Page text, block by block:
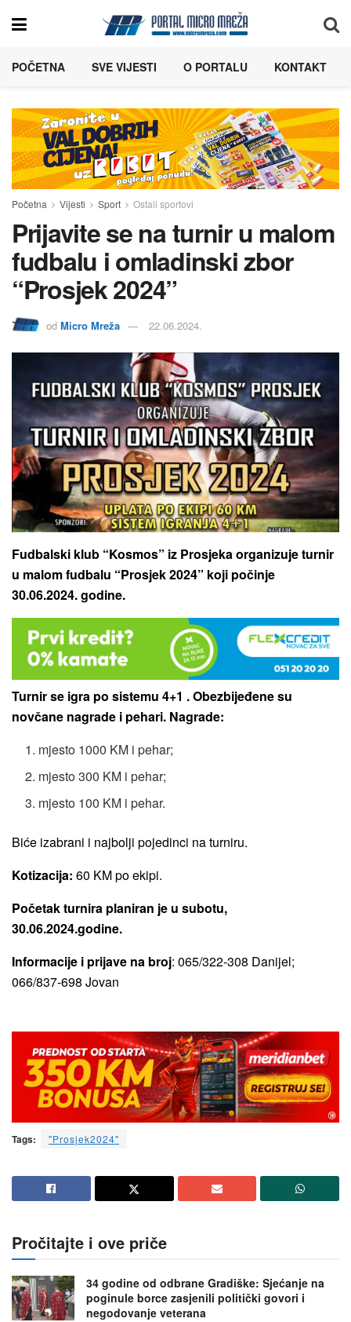
POČETNA SVE VIJESTI O PORTALU KONTAKT
Početna Vijesti Sport Ostali sportovi
Prijavite se na turnir u malom
fudbalu i omladinski zbor
“Prosjek 2024”
od Micro Mreža 22.06.2024.
Fudbalski klub “Kosmos” iz Prosjeka organizuje turnir
u malom fudbalu “Prosjek 2024” koji počinje
30.06.2024. godine.
Turnir se igra po sistemu 4+1 . Obezbijeđene su
novčane nagrade i pehari. Nagrade:
mjesto 1000 KM i pehar;
mjesto 300 KM i pehar;
mjesto 100 KM i pehar.
Biće izabrani i najbolji pojedinci na turniru.
Kotizacija: 60 KM po ekipi.
Početak turnira planiran je u subotu,
30.06.2024.godine.
Informacije i prijave na broj: 065/322-308 Danijel;
066/837-698 Jovan
Tags: "Prosjek2024"
Pročitajte i ove priče
34 godine od odbrane Gradiške: Sjećanje na
poginule borce zasjenili politički govori i
negodovanje veterana